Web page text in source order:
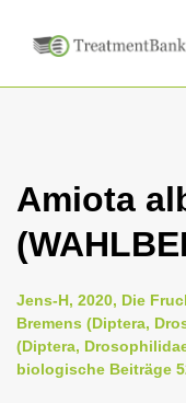
Amiota
Jens-H, 2020, Die
Bremens (Diptera,
(Diptera,
biologische Beiträge